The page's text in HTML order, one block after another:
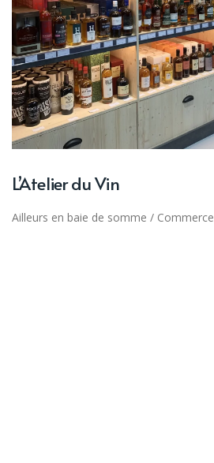
L’Atelier du Vin
Ailleurs en baie de somme / Commerce